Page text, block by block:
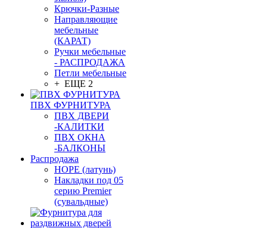
Крючки-Разные
Направляющие
мебельные
(КАРАТ)
Ручки мебельные
- РАСПРОДАЖА
Петли мебельные
+ ЕЩЕ 2
ПВХ ФУРНИТУРА
ПВХ ДВЕРИ
-КАЛИТКИ
ПВХ ОКНА
-БАЛКОНЫ
Распродажа
HOPE (латунь)
Накладки под 05
серию Premier
(сувальдные)